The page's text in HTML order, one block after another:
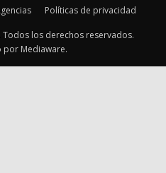
Políticas de privacidad
los derechos reservados.
por Mediaware.